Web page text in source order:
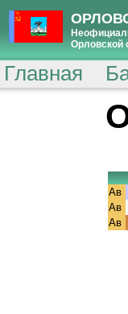
Орловской
Главная
Ав
Ав
Ав